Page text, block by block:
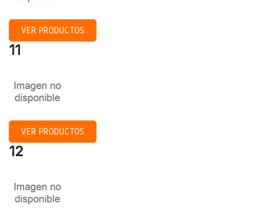
VER PRODUCTOS
11
VER PRODUCTOS
12